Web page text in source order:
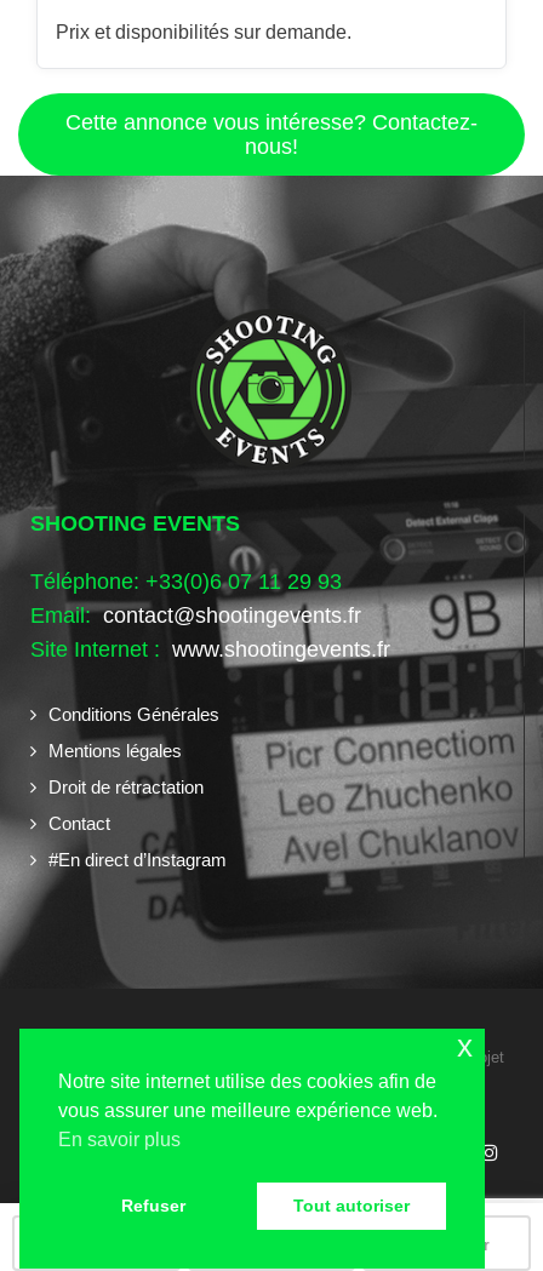
Prix et disponibilités sur demande.
Cette annonce vous intéresse? Contactez-
nous!
SHOOTING EVENTS
Téléphone: +33(0)6 07 11 29 93
Email:contact@shootingevents.fr
Site Internet : www.shootingevents.fr
Conditions Générales
Mentions légales
Droit de rétractation
Contact
#En direct d’Instagram
Copyright 2024 © Shooting Events tous droits réservés - Un projet
Navilog
Discuter
Notre site internet utilise des cookies afin de
vous assurer une meilleure expérience web.
En savoir plus
Refuser Tout autoriser
x